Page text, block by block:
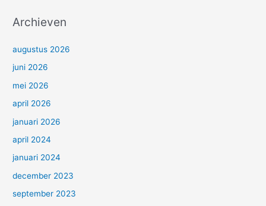
Archieven
augustus 2026
juni 2026
mei 2026
april 2026
januari 2026
april 2024
januari 2024
december 2023
september 2023